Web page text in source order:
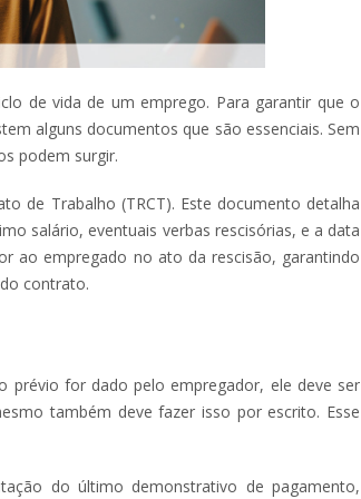
de vida de um emprego. Para garantir que o
alguns documentos que são essenciais. Sem
podem surgir.
de Trabalho (TRCT). Este documento detalha
salário, eventuais verbas rescisórias, e a data
ao empregado no ato da rescisão, garantindo
contrato.
prévio for dado pelo empregador, ele deve ser
também deve fazer isso por escrito. Esse
do último demonstrativo de pagamento,